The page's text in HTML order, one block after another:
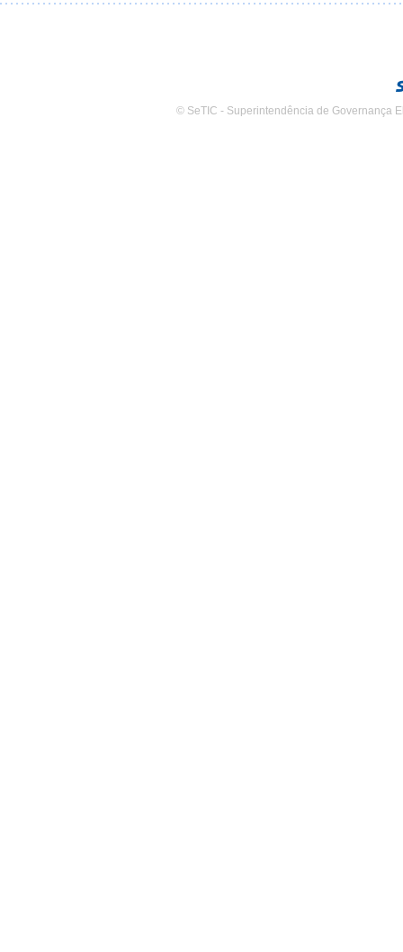
© SeTIC - Superintendência de Governança